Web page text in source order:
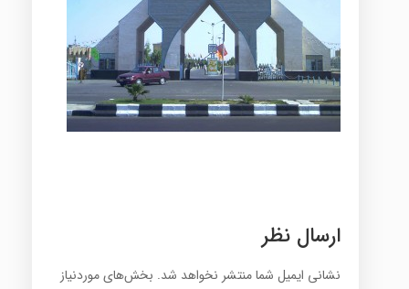
ارسال نظر
نشانی ایمیل شما منتشر نخواهد شد. بخش‌های موردنیاز